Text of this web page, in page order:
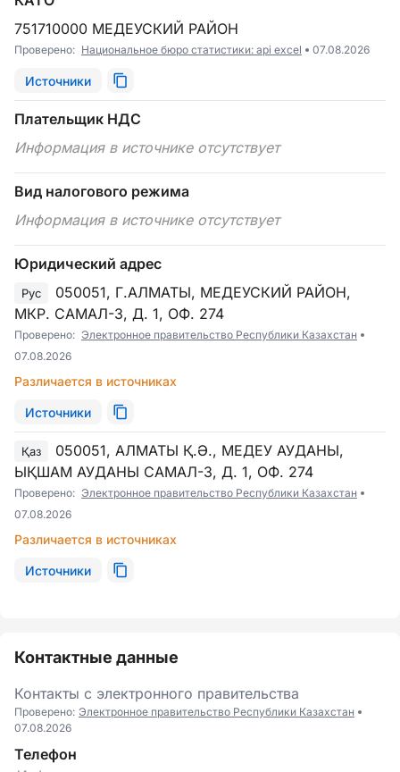
751710000 МЕДЕУСКИЙ РАЙОН
Проверено: Национальное бюро статистики: api excel 07.08.2026
Источники
Плательщик НДС
Информация в источнике отсутствует
Вид налогового режима
Информация в источнике отсутствует
Юридический адрес
Рус
050051, Г.АЛМАТЫ, МЕДЕУСКИЙ РАЙОН,
МКР. САМАЛ-3, Д. 1, ОФ. 274
Проверено: Электронное правительство Республики Казахстан
07.08.2026
Различается в источниках
Источники
Қаз
050051, АЛМАТЫ Қ.Ә., МЕДЕУ АУДАНЫ,
ЫҚШАМ АУДАНЫ САМАЛ-3, Д. 1, ОФ. 274
Проверено: Электронное правительство Республики Казахстан
07.08.2026
Различается в источниках
Источники
Контактные данные
Контакты с электронного правительства
Проверено: Электронное правительство Республики Казахстан
07.08.2026
Телефон